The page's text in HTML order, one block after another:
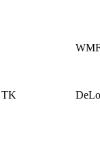
TK